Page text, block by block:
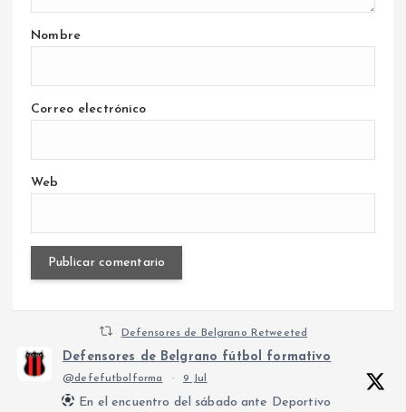
Nombre
Correo electrónico
Web
Defensores de Belgrano Retweeted
Defensores de Belgrano fútbol formativo
@defefutbolforma · 9 Jul
En el encuentro del sábado ante Deportivo